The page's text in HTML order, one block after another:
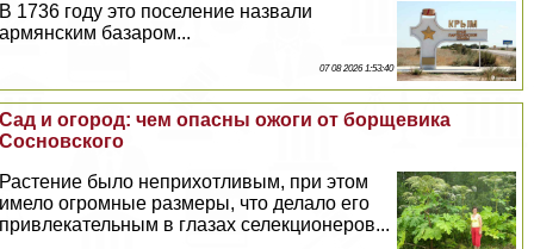
В 1736 году это поселение назвали
армянским базаром...
07 08 2026 1:53:40
Сад и огород: чем опасны ожоги от борщевика
Сосновского
Растение было неприхотливым, при этом
имело огромные размеры, что делало его
привлекательным в глазах селекционеров...